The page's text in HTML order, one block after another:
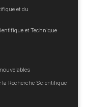
et du
et Technique
la Recherche Scientifique